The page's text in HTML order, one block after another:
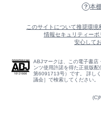
本
このサイトについて推奨環境
情報セキュリティーポ
安心して
ABJマークは、この電子書店
ンツ使用許諾を得た正規版
第6091713号）です。 詳し
議会］で検索してください。